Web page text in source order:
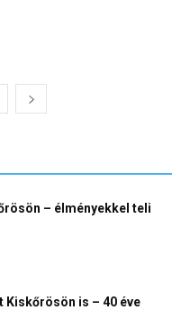
– élményekkel teli
Kiskőrösön is – 40 éve